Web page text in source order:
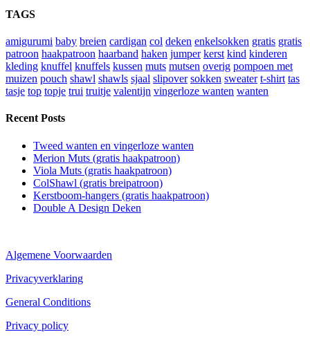
TAGS
amigurumi baby breien cardigan col deken enkelsokken gratis gratis
patroon haakpatroon haarband haken jumper kerst kind kinderen
kleding knuffel knuffels kussen muts mutsen overig pompoen met
muizen pouch shawl shawls sjaal slipover sokken sweater t-shirt tas
tasje top topje trui truitje valentijn vingerloze wanten wanten
Recent Posts
Tweed wanten en vingerloze wanten
Merion Muts (gratis haakpatroon)
Viola Muts (gratis haakpatroon)
ColShawl (gratis breipatroon)
Kerstboom-hangers (gratis haakpatroon)
Double A Design Deken
Algemene Voorwaarden
Privacyverklaring
General Conditions
Privacy policy